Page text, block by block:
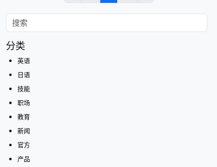
分类
英语
日语
技能
职场
教育
新闻
官方
产品